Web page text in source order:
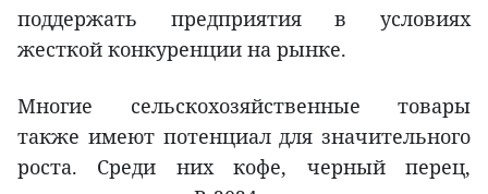
поддержать предприятия в условиях
жесткой конкуренции на рынке.
Многие сельскохозяйственные товары
также имеют потенциал для значительного
роста. Среди них кофе, черный перец,